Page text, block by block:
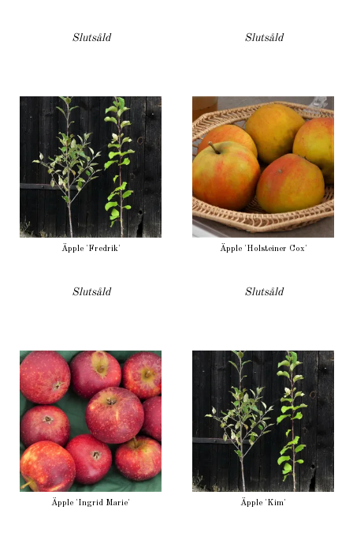
Slutsåld Slutsåld
Äpple 'Fredrik'
Slutsåld
Äpple 'Holsteiner Cox'
Slutsåld
Äpple 'Ingrid Marie' Äpple 'Kim'